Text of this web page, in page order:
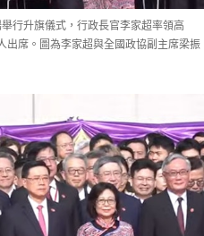
行升旗儀式，行政長官李家超率領高
出席。圖為李家超與全國政協副主席梁振